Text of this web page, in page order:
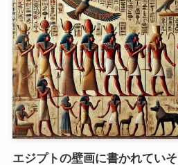
エジプトの壁画に書かれてい